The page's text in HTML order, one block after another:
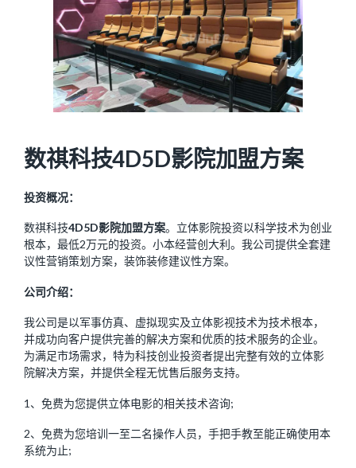
数祺科技4D5D影院加盟方案
投资概况：
数祺科技4D5D影院加盟方案。立体影院投资以科学技术为创业
根本，最低2万元的投资。小本经营创大利。我公司提供全套建
议性营销策划方案，装饰装修建议性方案。
公司介绍：
我公司是以军事仿真、虚拟现实及立体影视技术为技术根本，
并成功向客户提供完善的解决方案和优质的技术服务的企业。
为满足市场需求，特为科技创业投资者提出完整有效的立体影
院解决方案，并提供全程无忧售后服务支持。
1、免费为您提供立体电影的相关技术咨询;
2、免费为您培训一至二名操作人员，手把手教至能正确使用本
系统为止;